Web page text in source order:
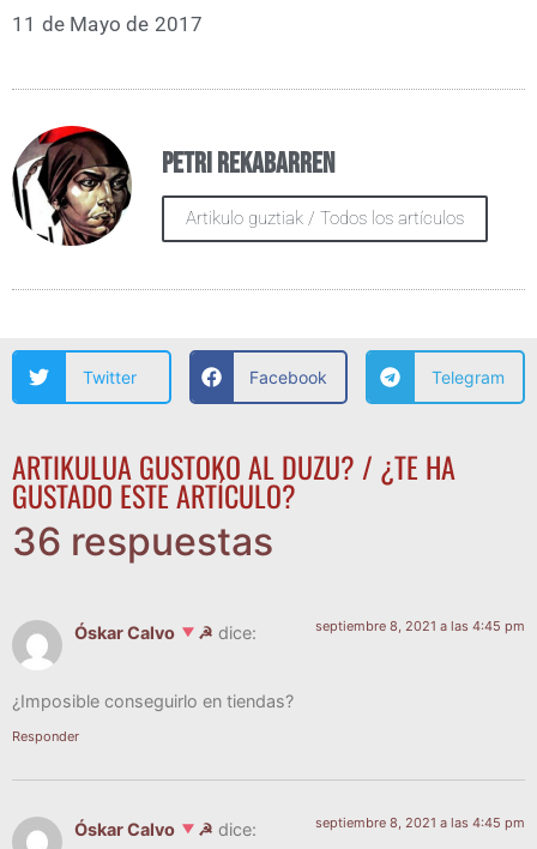
11 de Mayo de 2017
Petri Rekabarren
Artikulo guztiak / Todos los artículos
Twitter Facebook Telegram
ARTIKULUA GUSTOKO AL DUZU? / ¿TE HA
GUSTADO ESTE ARTÍCULO?
36 respuestas
Óskar Calvo ☭ dice: septiembre 8, 2021 a las 4:45 pm
¿Impo­si­ble con­se­guir­lo en tiendas?
Responder
Óskar Calvo ☭ dice: septiembre 8, 2021 a las 4:45 pm